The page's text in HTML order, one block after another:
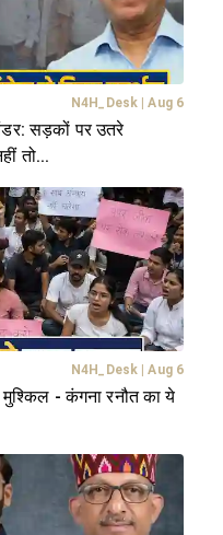
N4H_Desk Aug 6
सड़कों पर उतरे
तो...
N4H_Desk Aug 6
- कंगना रनौत का ये